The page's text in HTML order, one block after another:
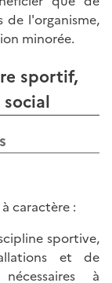
de l'organisme,
minorée.
sportif,
caractère :
sportive,
et de
à